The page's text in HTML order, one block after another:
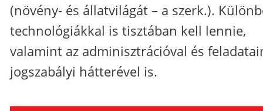
(növény- és állatvilágát – a szerk.).
technológiákkal is tisztában kell lennie,
valamint az adminisztrációval és
jogszabályi hátterével is.